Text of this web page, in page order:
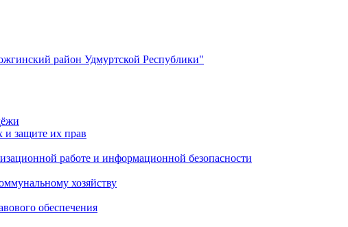
район Удмуртской Республики"
и защите их прав
работе и информационной безопасности
хозяйству
обеспечения